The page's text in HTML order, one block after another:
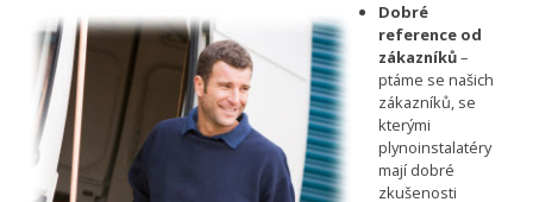
Dobré
reference od
zákazníků–
ptáme se našich
zákazníků, se
kterými
plynoinstalatéry
mají dobré
zkušenosti